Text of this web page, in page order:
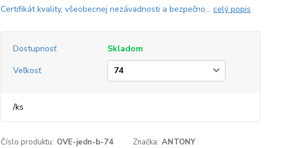
Certifikát kvality, všeobecnej nezávadnosti a bezpečno... celý popis
Dostupnosť
Skladom
Veľkosť
/ks
Číslo produktu: OVE-jedn-b-74 Značka: ANTONY